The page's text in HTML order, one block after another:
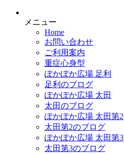
メニュー
Home
お問い合わせ
ご利用案内
重症心身型
ぽかぽか広場 足利
足利のブログ
ぽかぽか広場 太田
太田のブログ
ぽかぽか広場 太田第2
太田第2のブログ
ぽかぽか広場 太田第3
太田第3のブログ